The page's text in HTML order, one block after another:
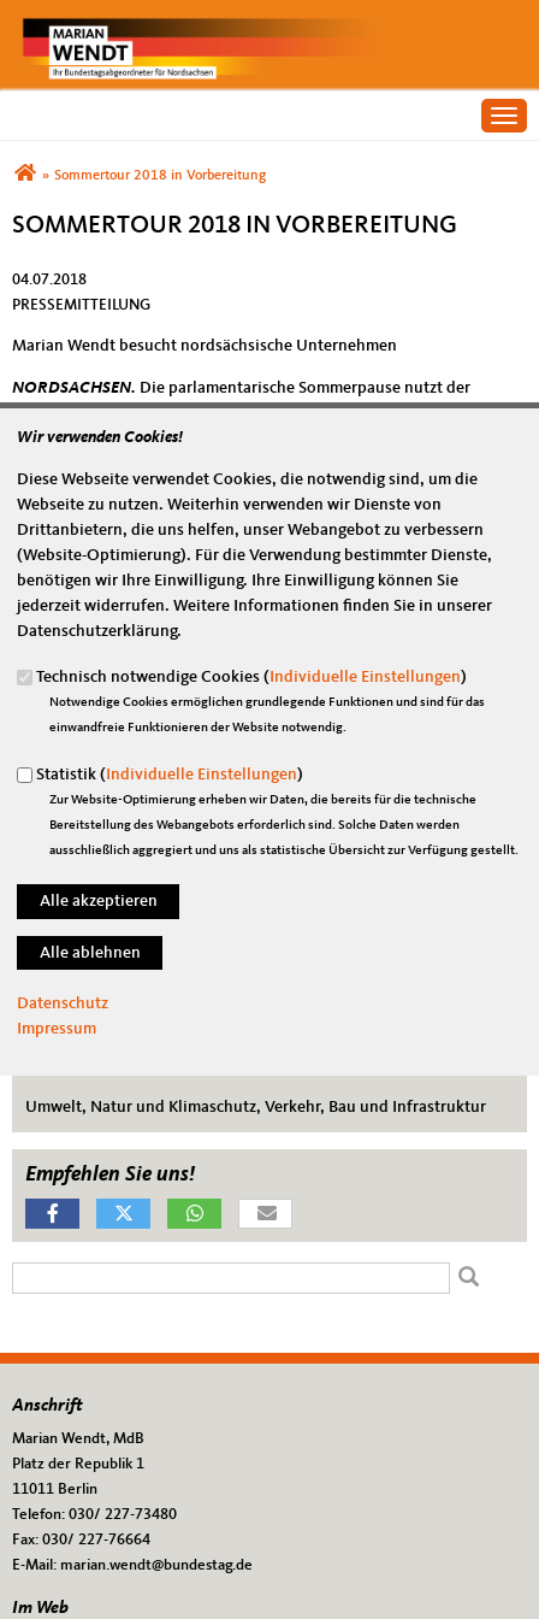
Sie sind hier
» Sommertour 2018 in Vorbereitung
SOMMERTOUR 2018 IN VORBEREITUNG
04.07.2018
PRESSEMITTEILUNG
Marian Wendt besucht nordsächsische Unternehmen
NORDSACHSEN. Die parlamentarische Sommerpause nutzt der
Bundestagsabgeordnete Marian Wendt (CDU) stets, um sich
nordsächsische Unternehmen vor Ort anzuschauen, die er noch nicht
annehmen konnte. Die Planungen für die Sommertour 2018 laufen
bereits, Wünsche werden von den Bürgerbüros derzeit noch
entgegengenommen.
Über seine Gründe für das Sommertour-Format äußert Wendt: „Im
direkten Gespräch erfahre ich ungefiltert, vor welchen aktuellen
Herausforderungen die Firmen und ihre Mitarbeiter in unserer Region
stehen. Nicht immer habe ich die Kenntnis welche Institution, welcher
steht. Daher möchte ich auch diesen die Gelegenheit bieten, sich bei
ins politische Berlin, um eine entsprechende Lösung zu finden. Bei den
Sommertour-Terminen kann ich mir für jedes Unternehmen genügend
Zeit nehmen. Das schätze ich sehr.“
Terminwünsche können Unternehmen unter Telefon 03421-7741140
oder per E-Mail anmarian.wendt.ma04@bundestag.de
Tags
Torgau,Wahlkreis
Umwelt, Natur und Klimaschutz, Verkehr, Bau und Infrastruktur
Empfehlen Sie uns!
Fußbereich
Anschrift
Marian Wendt, MdB
Platz der Republik 1
11011 Berlin
Telefon: 030/ 227-73480
Fax: 030/ 227-76664
E-Mail: marian.wendt@bundestag.de
Im Web
Wir verwenden Cookies!
Diese Webseite verwendet Cookies, die notwendig sind, um die
Webseite zu nutzen. Weiterhin verwenden wir Dienste von
Drittanbietern, die uns helfen, unser Webangebot zu verbessern
(Website-Optimierung). Für die Verwendung bestimmter Dienste,
benötigen wir Ihre Einwilligung. Ihre Einwilligung können Sie
jederzeit widerrufen. Weitere Informationen finden Sie in unserer
Datenschutzerklärung.
Technisch notwendige Cookies ( Individuelle Einstellungen)
Notwendige Cookies ermöglichen grundlegende Funktionen und sind für das
einwandfreie Funktionieren der Website notwendig.
Statistik (Individuelle Einstellungen)
Zur Website-Optimierung erheben wir Daten, die bereits für die technische
Bereitstellung des Webangebots erforderlich sind. Solche Daten werden
ausschließlich aggregiert und uns als statistische Übersicht zur Verfügung gestellt.
Datenschutz
Impressum